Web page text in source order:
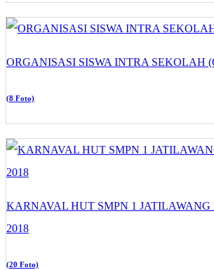
ORGANISASI SISWA INTRA SEKOLAH
(8 Foto)
KARNAVAL HUT SMPN 1 JATILAWANG
2018
(20 Foto)